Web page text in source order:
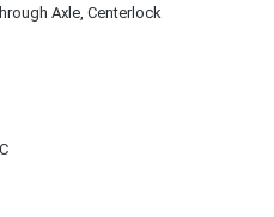
Axle, Centerlock